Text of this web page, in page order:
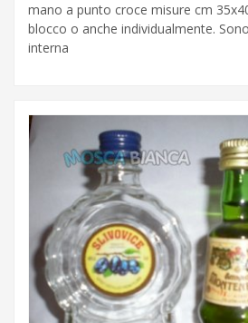
mano a punto croce misure cm
blocco o anche individualmente.
interna